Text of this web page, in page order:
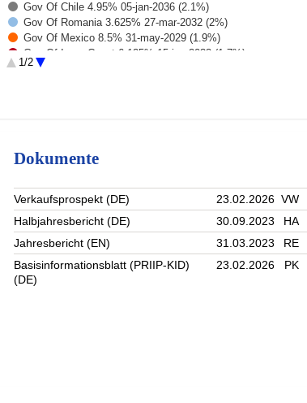
Gov Of Chile 4.95% 05-jan-2036 (2.1%)
Gov Of Romania 3.625% 27-mar-2032 (2%)
Gov Of Mexico 8.5% 31-may-2029 (1.9%)
Gov Of Ivory Coast 6.125% 15-jun-2033 (1.7%)
Gov Of Turkey 6.875% 17-mar-2036 (1.7%)
1/2
Dokumente
Verkaufsprospekt (DE) 23.02.2026 VW
Halbjahresbericht (DE)
30.09.2023 HA
Jahresbericht (EN)
31.03.2023 RE
Basisinformationsblatt (PRIIP-KID)
(DE)
23.02.2026 PK